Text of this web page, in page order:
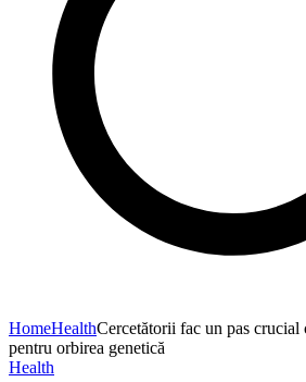
HomeHealthCercetătorii fac un pas crucial
pentru orbirea genetică
Health